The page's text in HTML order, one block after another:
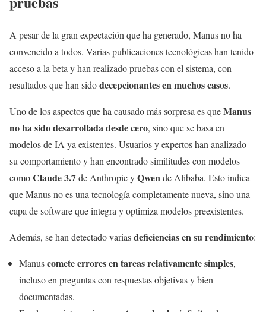
A pesar de la gran expectación que ha generado, Manus no ha
convencido a todos. Varias publicaciones tecnológicas han tenido
acceso a la beta y han realizado pruebas con el sistema, con
resultados que han sidodecepcionantes en muchos casos.
Uno de los aspectos que ha causado más sorpresa es queManus
no ha sido desarrollada desde cero, sino que se basa en
modelos de IA ya existentes. Usuarios y expertos han analizado
su comportamiento y han encontrado similitudes con modelos
comoClaude 3.7de Anthropic yQwende Alibaba. Esto indica
que Manus no es una tecnología completamente nueva, sino una
capa de software que integra y optimiza modelos preexistentes.
Además, se han detectado variasdeficiencias en su rendimiento:
Manuscomete errores en tareas relativamente simples,
incluso en preguntas con respuestas objetivas y bien
documentadas.